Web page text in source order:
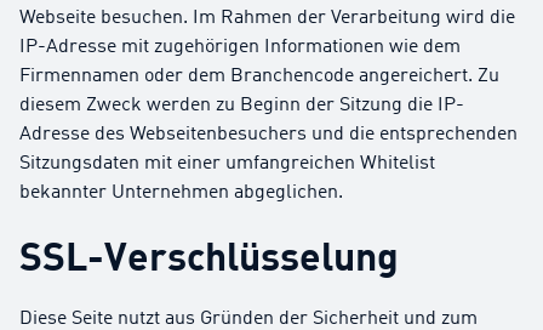
Webseite besuchen. Im Rahmen der Verarbeitung wird die
IP-Adresse mit zugehörigen Informationen wie dem
Firmennamen oder dem Branchencode angereichert. Zu
diesem Zweck werden zu Beginn der Sitzung die IP-
Adresse des Webseitenbesuchers und die entsprechenden
Sitzungsdaten mit einer umfangreichen Whitelist
bekannter Unternehmen abgeglichen.
SSL-Verschlüsselung
Diese Seite nutzt aus Gründen der Sicherheit und zum